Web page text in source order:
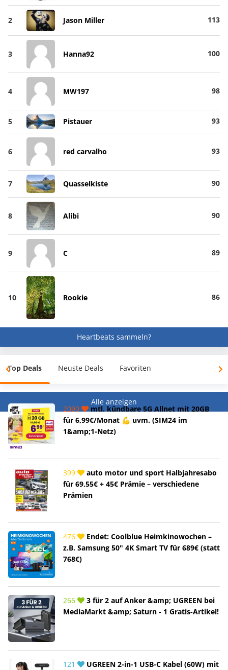
2 Jason Miller 113
3 Hanna92 100
4 MW197 98
5 Pistauer 93
6 red carvalho 93
7 Quasselkiste 90
8 Alibi 90
9 C 89
10 Rookie 86
Heartbeats sammeln?
Top Deals Neuste Deals Favoriten
Alle anzeigen
2090
mtl. kündbare 5G Allnet mit 20GB
für 6,99€/Monat 💪 uvm. (SIM24 im
1&amp;1-Netz)
399
auto motor und sport Halbjahresabo
für 69,55€ + 45€ Prämie – verschiedene
Prämien
476
Endet: Coolblue Heimkinowochen –
z.B. Samsung 50" 4K Smart TV für 689€ (statt
768€)
266
3 für 2 auf Anker &amp; UGREEN bei
MediaMarkt &amp; Saturn - 1 Gratis-Artikel!
121
UGREEN 2-in-1 USB-C Kabel (60W) mit